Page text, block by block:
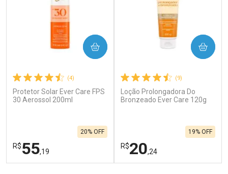
(4)
Protetor Solar Ever Care FPS
30 Aerossol 200ml
R$55,19
20% OFF
COMPRAR
(9)
Loção Prolongadora Do
Bronzeado Ever Care 120g
R$20,24
19% OFF
COMPRAR